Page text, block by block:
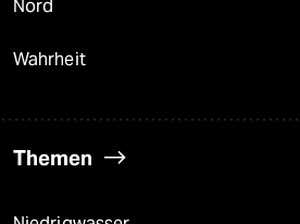
Nord
Wahrheit
Themen